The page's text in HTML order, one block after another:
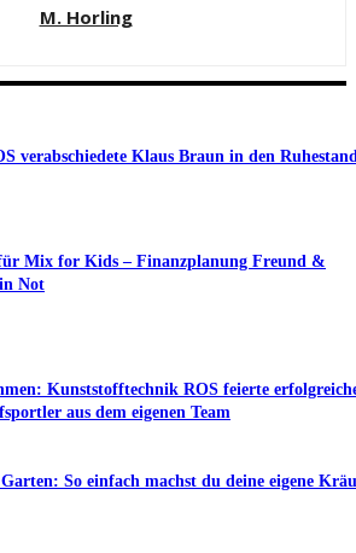
M. Horling
verabschiedete Klaus Braun in den
Mix for Kids – Finanzplanung Freund &
Not
Kunststofftechnik ROS feierte
aus dem eigenen Team
So einfach machst du deine eigene